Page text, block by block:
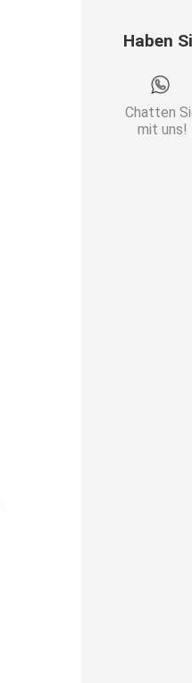
80x80
Haben
Chatten
mit uns!